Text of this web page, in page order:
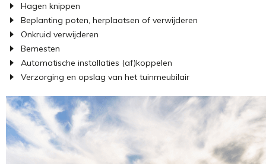
Hagen knippen
Beplanting poten, herplaatsen of verwijderen
Onkruid verwijderen
Bemesten
Automatische installaties (af)koppelen
Verzorging en opslag van het tuinmeubilair